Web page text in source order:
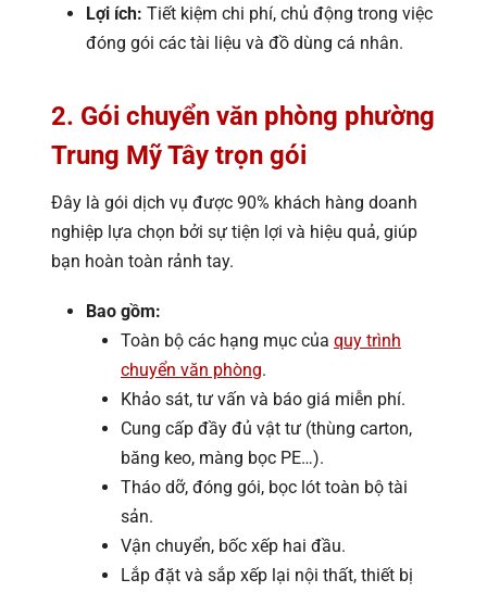
Lợi ích: Tiết kiệm chi phí, chủ động trong việc
đóng gói các tài liệu và đồ dùng cá nhân.
2. Gói chuyển văn phòng phường
Trung Mỹ Tây trọn gói
Đây là gói dịch vụ được 90% khách hàng doanh
nghiệp lựa chọn bởi sự tiện lợi và hiệu quả, giúp
bạn hoàn toàn rảnh tay.
Bao gồm:
Toàn bộ các hạng mục của quy trình
chuyển văn phòng.
Khảo sát, tư vấn và báo giá miễn phí.
Cung cấp đầy đủ vật tư (thùng carton,
băng keo, màng bọc PE…).
Tháo dỡ, đóng gói, bọc lót toàn bộ tài
sản.
Vận chuyển, bốc xếp hai đầu.
Lắp đặt và sắp xếp lại nội thất, thiết bị